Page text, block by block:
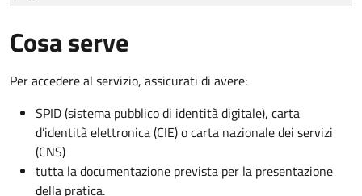
Cosa serve
Per accedere al servizio, assicurati di avere:
SPID (sistema pubblico di identità digitale), carta
d’identità elettronica (CIE) o carta nazionale dei servizi
(CNS)
tutta la documentazione prevista per la presentazione
della pratica.